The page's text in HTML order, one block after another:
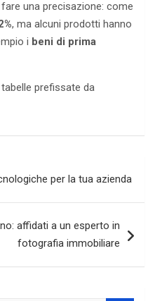
una precisazione: come
, ma alcuni prodotti hanno
i beni di prima
prefissate da
per la tua azienda
affidati a un esperto in
fotografia immobiliare